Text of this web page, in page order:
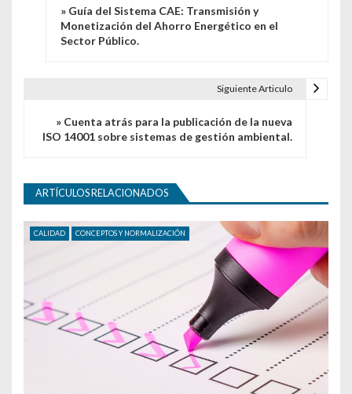
» Guía del Sistema CAE: Transmisión y
Monetización del Ahorro Energético en el
Sector Público.
Siguiente Articulo
» Cuenta atrás para la publicación de la nueva
ISO 14001 sobre sistemas de gestión ambiental.
ARTÍCULOS RELACIONADOS
CALIDAD CONCEPTOS Y NORMALIZACIÓN